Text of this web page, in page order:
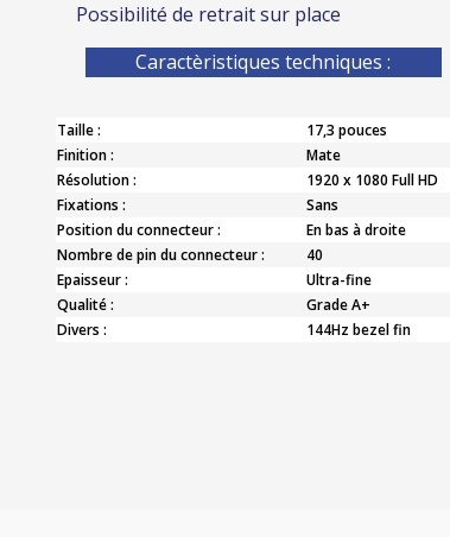
Possibilité de retrait sur place
Caractèristiques techniques :
Taille :
17,3 pouces
Finition :
Mate
Résolution :
1920 x 1080 Full HD
Fixations :
Sans
Position du connecteur :
En bas à droite
Nombre de pin du connecteur :
40
Epaisseur :
Ultra-fine
Qualité :
Grade A+
Divers :
144Hz bezel fin